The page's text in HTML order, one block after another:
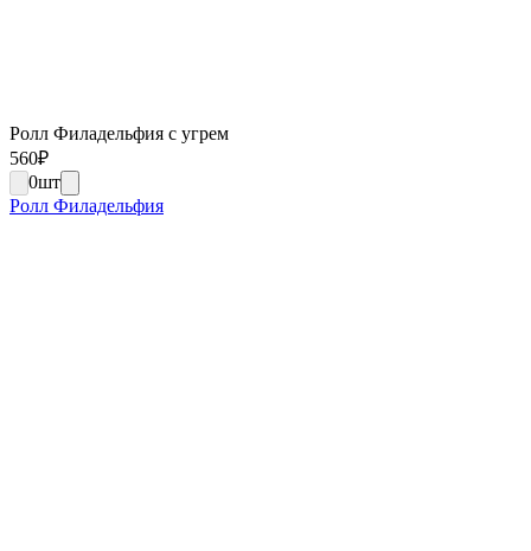
Ролл Филадельфия с угрем
560₽
0шт
Ролл Филадельфия